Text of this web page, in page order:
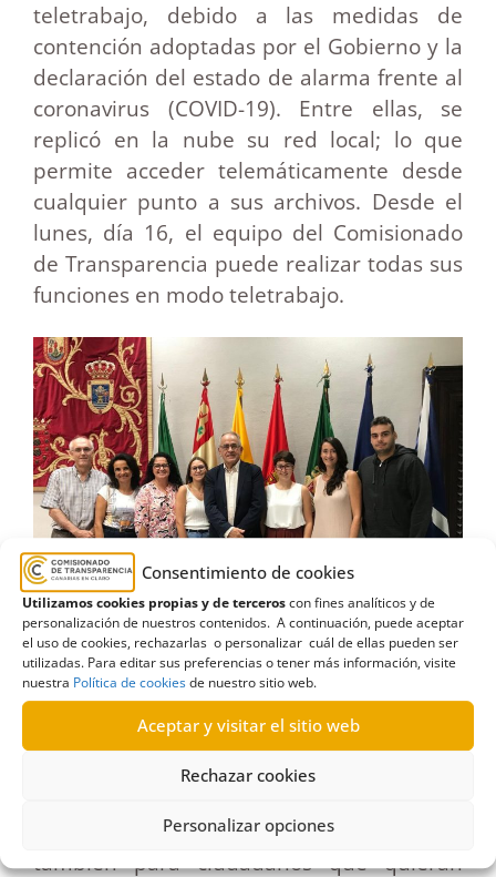
Consentimiento de cookies
Utilizamos cookies propias y de terceroscon fines analíticos y de
personalización de nuestros contenidos. A continuación, puede aceptar
el uso de cookies, rechazarlas o personalizar cuál de ellas pueden ser
utilizadas. Para editar sus preferencias o tener más información, visite
nuestra Política de cookiesde nuestro sitio web.
Aceptar y visitar el sitio web
Rechazar cookies
Personalizar opciones
teletrabajo, debido a las medidas de
contención adoptadas por el Gobierno y la
declaración del estado de alarma frente al
coronavirus (COVID-19). Entre ellas, se
replicó en la nube su red local; lo que
permite acceder telemáticamente desde
cualquier punto a sus archivos. Desde el
lunes, día 16, el equipo del Comisionado
de Transparencia puede realizar todas sus
funciones en modo teletrabajo.
El equipo de trabajo del Comisionado de Transparencia de Canarias
correo y vía telefónica, como es habitual,
también para ciudadanos que quieran